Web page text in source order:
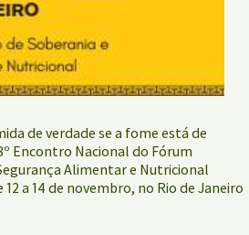
de verdade se a fome está de
Encontro Nacional do Fórum
Alimentar e Nutricional
12 a 14 de novembro, no Rio de Janeiro